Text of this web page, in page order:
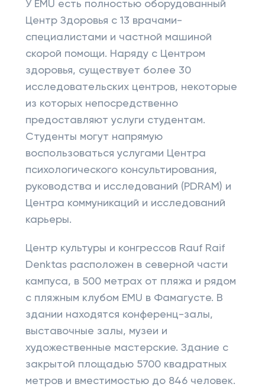
У EMU есть полностью оборудованный
Центр Здоровья с 13 врачами-
специалистами и частной машиной
скорой помощи. Наряду с Центром
здоровья, существует более 30
исследовательских центров, некоторые
из которых непосредственно
предоставляют услуги студентам.
Студенты могут напрямую
воспользоваться услугами Центра
психологического консультирования,
руководства и исследований (PDRAM) и
Центра коммуникаций и исследований
карьеры.
Центр культуры и конгрессов Rauf Raif
Denktas расположен в северной части
кампуса, в 500 метрах от пляжа и рядом
с пляжным клубом EMU в Фамагусте. В
здании находятся конференц-залы,
выставочные залы, музеи и
художественные мастерские. Здание с
закрытой площадью 5700 квадратных
метров и вместимостью до 846 человек.